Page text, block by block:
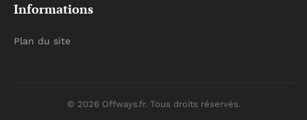
Informations
Plan du site
© 2026 Offways.fr. Tous droits réservés.